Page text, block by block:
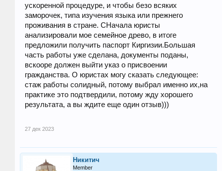
ускоренной процедуре, и чтобы безо всяких
заморочек, типа изучения языка или прежнего
проживания в стране. СНачала юристы
анализировали мое семейное древо, в итоге
предложили получить паспорт Киргизии.Большая
часть работы уже сделана, документы поданы,
вскооре должен выйти указ о присвоении
гражданства. О юристах могу сказать следующее:
стаж работы солидный, потому выбрал именно их,на
практике это подтвердили, потому жду хорошего
результата, а вы ждите еще один отзыв)))
27 дек 2023
Никитич
Member